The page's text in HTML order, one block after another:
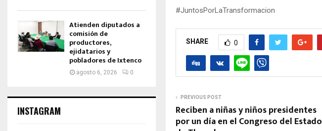
#JuntosPorLaTransformacion
SHARE 0
PREVIOUS POST
Reciben a niñas y niños presidentes
por un día en el Congreso del Estado
Atienden diputados a
comisión de
productores,
ejidatarios y
pobladores de Ixtenco
agosto 6, 2026 0
INSTAGRAM